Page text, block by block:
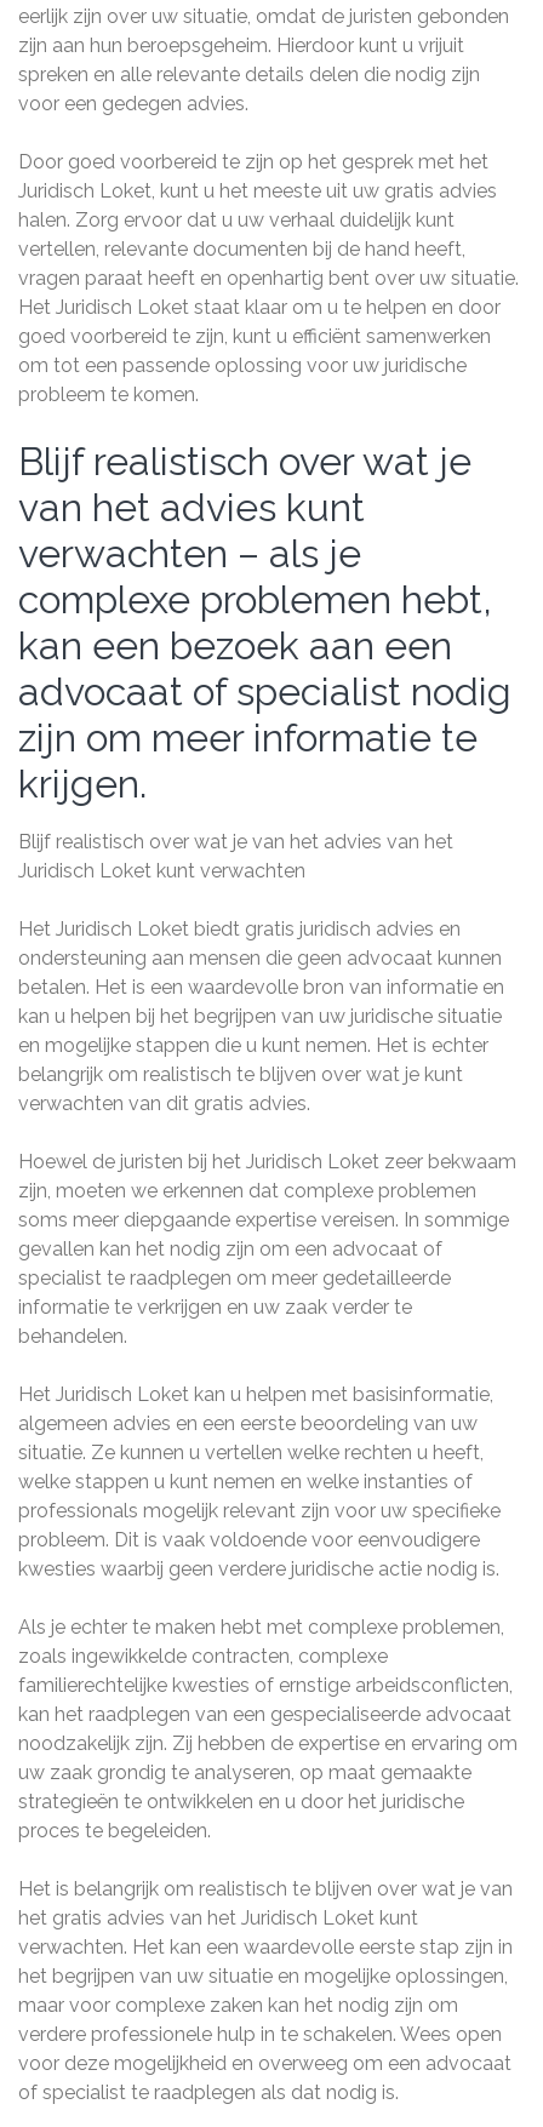
eerlijk zijn over uw situatie, omdat de juristen gebonden
zijn aan hun beroepsgeheim. Hierdoor kunt u vrijuit
spreken en alle relevante details delen die nodig zijn
voor een gedegen advies.
Door goed voorbereid te zijn op het gesprek met het
Juridisch Loket, kunt u het meeste uit uw gratis advies
halen. Zorg ervoor dat u uw verhaal duidelijk kunt
vertellen, relevante documenten bij de hand heeft,
vragen paraat heeft en openhartig bent over uw situatie.
Het Juridisch Loket staat klaar om u te helpen en door
goed voorbereid te zijn, kunt u efficiënt samenwerken
om tot een passende oplossing voor uw juridische
probleem te komen.
Blijf realistisch over wat je
van het advies kunt
verwachten – als je
complexe problemen hebt,
kan een bezoek aan een
advocaat of specialist nodig
zijn om meer informatie te
krijgen.
Blijf realistisch over wat je van het advies van het
Juridisch Loket kunt verwachten
Het Juridisch Loket biedt gratis juridisch advies en
ondersteuning aan mensen die geen advocaat kunnen
betalen. Het is een waardevolle bron van informatie en
kan u helpen bij het begrijpen van uw juridische situatie
en mogelijke stappen die u kunt nemen. Het is echter
belangrijk om realistisch te blijven over wat je kunt
verwachten van dit gratis advies.
Hoewel de juristen bij het Juridisch Loket zeer bekwaam
zijn, moeten we erkennen dat complexe problemen
soms meer diepgaande expertise vereisen. In sommige
gevallen kan het nodig zijn om een advocaat of
specialist te raadplegen om meer gedetailleerde
informatie te verkrijgen en uw zaak verder te
behandelen.
Het Juridisch Loket kan u helpen met basisinformatie,
algemeen advies en een eerste beoordeling van uw
situatie. Ze kunnen u vertellen welke rechten u heeft,
welke stappen u kunt nemen en welke instanties of
professionals mogelijk relevant zijn voor uw specifieke
probleem. Dit is vaak voldoende voor eenvoudigere
kwesties waarbij geen verdere juridische actie nodig is.
Als je echter te maken hebt met complexe problemen,
zoals ingewikkelde contracten, complexe
familierechtelijke kwesties of ernstige arbeidsconflicten,
kan het raadplegen van een gespecialiseerde advocaat
noodzakelijk zijn. Zij hebben de expertise en ervaring om
uw zaak grondig te analyseren, op maat gemaakte
strategieën te ontwikkelen en u door het juridische
proces te begeleiden.
Het is belangrijk om realistisch te blijven over wat je van
het gratis advies van het Juridisch Loket kunt
verwachten. Het kan een waardevolle eerste stap zijn in
het begrijpen van uw situatie en mogelijke oplossingen,
maar voor complexe zaken kan het nodig zijn om
verdere professionele hulp in te schakelen. Wees open
voor deze mogelijkheid en overweeg om een advocaat
of specialist te raadplegen als dat nodig is.